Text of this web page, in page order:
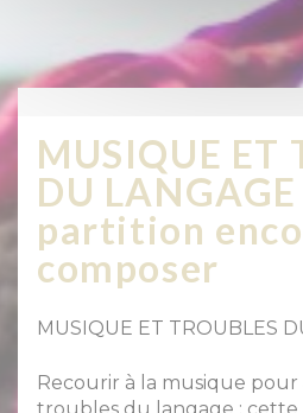
MUSIQUE ET
DU
partition
composer
MUSIQUE ET TROUBLES
Recourir à la musique